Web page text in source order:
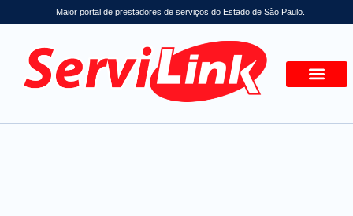
Maior portal de prestadores de serviços do Estado de São Paulo.